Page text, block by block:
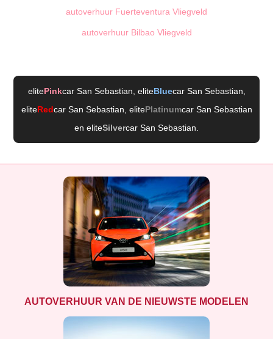
autoverhuur Fuerteventura Vliegveld
autoverhuur Bilbao Vliegveld
elitePinkcar San Sebastian , eliteBluecar San Sebastian
eliteRedcar San Sebastian , elitePlatinumcar San Sebastian
en eliteSilvercar San Sebastian
AUTOVERHUUR VAN DE NIEUWSTE MODELEN